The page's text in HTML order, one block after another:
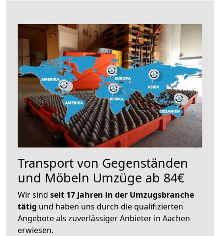
Transport von Gegenständen
und Möbeln Umzüge ab 84€
Wir sind seit 17 Jahren in der Umzugsbranche
tätig und haben uns durch die qualifizierten
Angebote als zuverlässiger Anbieter in Aachen
erwiesen.